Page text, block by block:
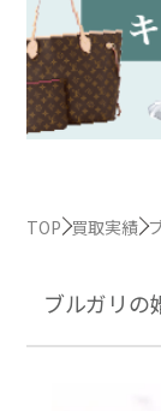
TOP 買取実績
ブルガリの